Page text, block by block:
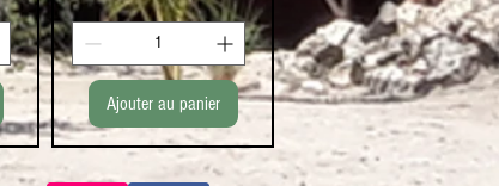
Ajouter au panier